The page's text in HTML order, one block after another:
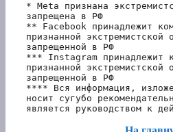
* Meta признана
запрещена в РФ
** Facebook принадлежит
признанной экстремистской
запрещенной в РФ
*** Instagram принадлежит
признанной экстремистской
запрещенной в РФ
**** Вся информация,
носит сугубо
является руководством к